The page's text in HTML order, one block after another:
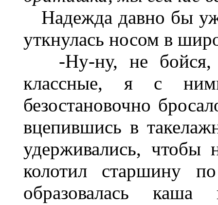
Надежда давно бы
уткнулась носом в
-Ну-ну, не бойся,
классные, я с
безостановочно
вцепившись в
удерживались, чтобы
колотил старшину
образовалась